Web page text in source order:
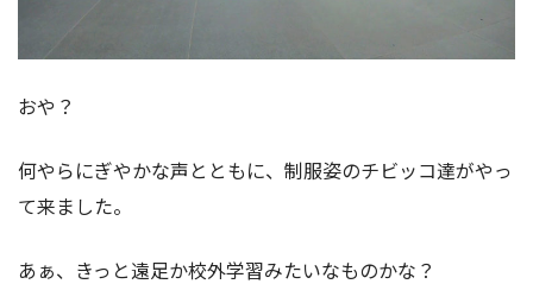
おや？
何やらにぎやかな声とともに、制服姿のチビッコ達がやっ
て来ました。
あぁ、きっと遠足か校外学習みたいなものかな？